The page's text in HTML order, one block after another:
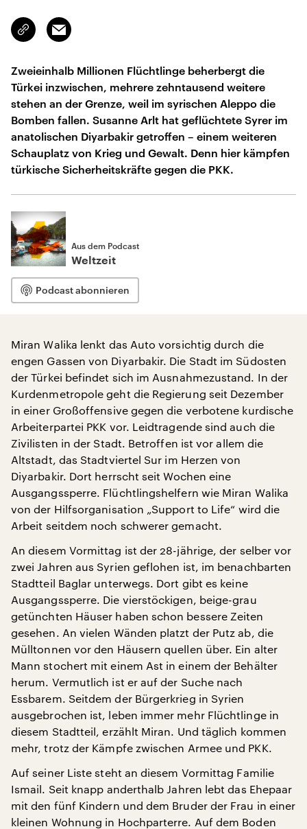
Link
kopieren/teilen
Email
Zweieinhalb Millionen Flüchtlinge beherbergt die
Türkei inzwischen, mehrere zehntausend weitere
stehen an der Grenze, weil im syrischen Aleppo die
Bomben fallen. Susanne Arlt hat geflüchtete Syrer im
anatolischen Diyarbakir getroffen – einem weiteren
Schauplatz von Krieg und Gewalt. Denn hier kämpfen
türkische Sicherheitskräfte gegen die PKK.
Aus dem Podcast
Weltzeit
Podcast abonnieren
Miran Walika lenkt das Auto vorsichtig durch die
engen Gassen von Diyarbakir. Die Stadt im Südosten
der Türkei befindet sich im Ausnahmezustand. In der
Kurdenmetropole geht die Regierung seit Dezember
in einer Großoffensive gegen die verbotene kurdische
Arbeiterpartei PKK vor. Leidtragende sind auch die
Zivilisten in der Stadt. Betroffen ist vor allem die
Altstadt, das Stadtviertel Sur im Herzen von
Diyarbakir. Dort herrscht seit Wochen eine
Ausgangssperre. Flüchtlingshelfern wie Miran Walika
von der Hilfsorganisation „Support to Life“ wird die
Arbeit seitdem noch schwerer gemacht.
An diesem Vormittag ist der 28-jährige, der selber vor
zwei Jahren aus Syrien geflohen ist, im benachbarten
Stadtteil Baglar unterwegs. Dort gibt es keine
Ausgangssperre. Die vierstöckigen, beige-grau
getünchten Häuser haben schon bessere Zeiten
gesehen. An vielen Wänden platzt der Putz ab, die
Mülltonnen vor den Häusern quellen über. Ein alter
Mann stochert mit einem Ast in einem der Behälter
herum. Vermutlich ist er auf der Suche nach
Essbarem. Seitdem der Bürgerkrieg in Syrien
ausgebrochen ist, leben immer mehr Flüchtlinge in
diesem Stadtteil, erzählt Miran. Und täglich kommen
mehr, trotz der Kämpfe zwischen Armee und PKK.
Auf seiner Liste steht an diesem Vormittag Familie
Ismail. Seit knapp anderthalb Jahren lebt das Ehepaar
mit den fünf Kindern und dem Bruder der Frau in einer
kleinen Wohnung in Hochparterre. Auf dem Boden